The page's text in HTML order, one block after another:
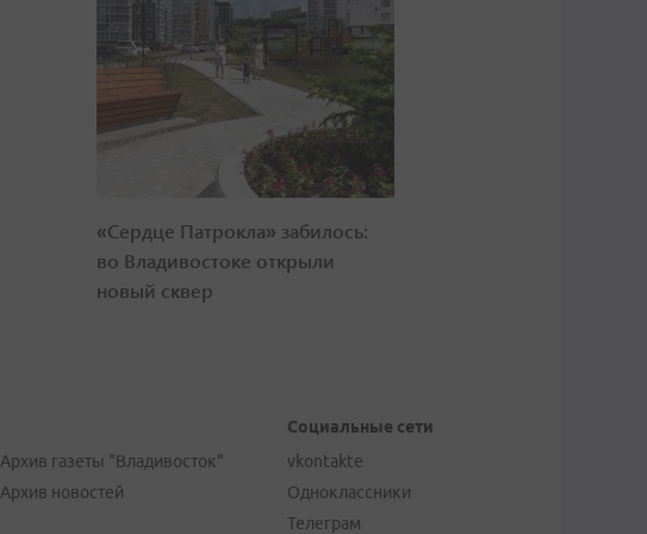
«Сердце Патрокла» забилось:
во Владивостоке открыли
новый сквер
Архив газеты "Владивосток"
Архив новостей
Социальные сети
vkontakte
Одноклассники
Телеграм